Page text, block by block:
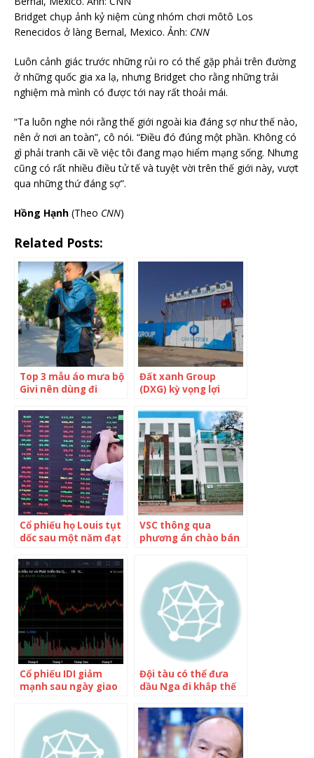
Bridget chụp ảnh kỷ niệm cùng nhóm chơi môtô Los
Renecidos ở làng Bernal, Mexico. Ảnh: CNN
Luôn cảnh giác trước những rủi ro có thể gặp phải trên đường
ở những quốc gia xa lạ, nhưng Bridget cho rằng những trải
nghiệm mà mình có được tới nay rất thoải mái.
“Ta luôn nghe nói rằng thế giới ngoài kia đáng sợ như thế nào,
nên ở nơi an toàn”, cô nói. “Điều đó đúng một phần. Không có
gì phải tranh cãi về việc tôi đang mạo hiểm mạng sống. Nhưng
cũng có rất nhiều điều tử tế và tuyệt vời trên thế giới này, vượt
qua những thứ đáng sợ”.
Hồng Hạnh (Theo CNN)
Related Posts:
Top 3 mẫu áo mưa bộ
Givi nên dùng đi
Đất xanh Group
(DXG) kỳ vọng lợi
tỷ đồng, không chia
cổ tức 2021
Cổ phiếu họ Louis tụt
dốc sau một năm đạt
VSC thông qua
phương án chào bán
2 nhà đầu tư chiến
lược
Cổ phiếu IDI giảm
mạnh sau ngày giao
quyền nhận cổ tức
Đội tàu có thể đưa
dầu Nga đi khắp thế